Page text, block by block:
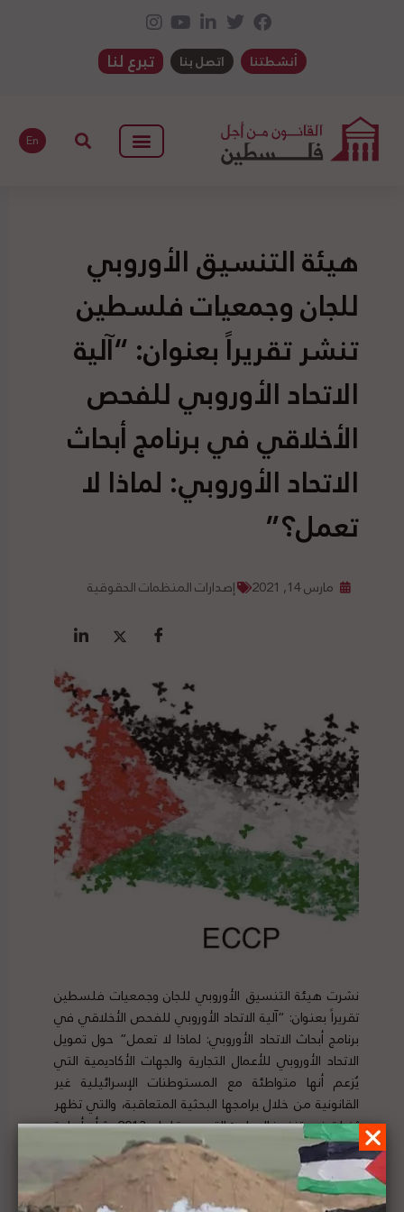
أنشطتنا اتصل بنا تبرع لنا
En
هيئة التنسيق الأوروبي
للجان وجمعيات فلسطين
تنشر تقريراً بعنوان: “آلية
الاتحاد الأوروبي للفحص
الأخلاقي في برنامج أبحاث
الاتحاد الأوروبي: لماذا لا
تعمل؟”
مارس 14, 2021 إصدارات المنظمات الحقوقية
نشرت هيئة التنسيق الأوروبي للجان وجمعيات فلسطين
تقريراً بعنوان: “آلية الاتحاد الأوروبي للفحص الأخلاقي في
برنامج أبحاث الاتحاد الأوروبي: لماذا لا تعمل” حول تمويل
الاتحاد الأوروبي للأعمال التجارية والجهات الأكاديمية التي
يُزعم أنها متواطئة مع المستوطنات الإسرائيلية غير
القانونية من خلال برامجها البحثية المتعاقبة، والتي تظهر
ثغرات في تنفيذ المبادئ التوجيهية لعام 2013 بشأن أهلية
الجهات والمؤسسات الإسرائيلية للحصول على المنح،
والجوائز والمساعدات المالية. لتفاصيل الخبر ومصدره
الأصلي،هنا